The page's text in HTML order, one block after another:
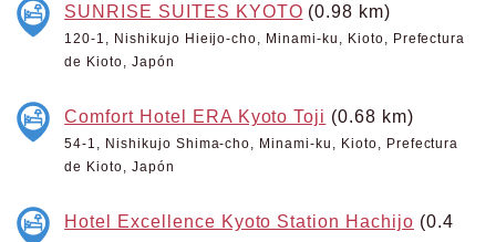
SUNRISE SUITES KYOTO (0.98 km)
120-1, Nishikujo Hieijo-cho, Minami-ku, Kioto, Prefectura
de Kioto, Japón
Comfort Hotel ERA Kyoto Toji (0.68 km)
54-1, Nishikujo Shima-cho, Minami-ku, Kioto, Prefectura
de Kioto, Japón
Hotel Excellence Kyoto Station Hachijo (0.4